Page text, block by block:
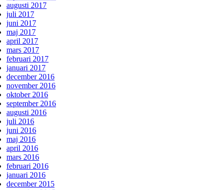
augusti 2017
juli 2017
juni 2017
maj 2017
april 2017
mars 2017
februari 2017
januari 2017
december 2016
november 2016
oktober 2016
september 2016
augusti 2016
juli 2016
juni 2016
maj 2016
april 2016
mars 2016
februari 2016
januari 2016
december 2015